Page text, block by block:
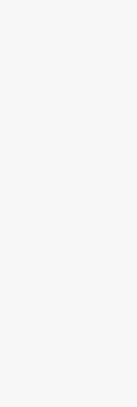
de R$
Itzá